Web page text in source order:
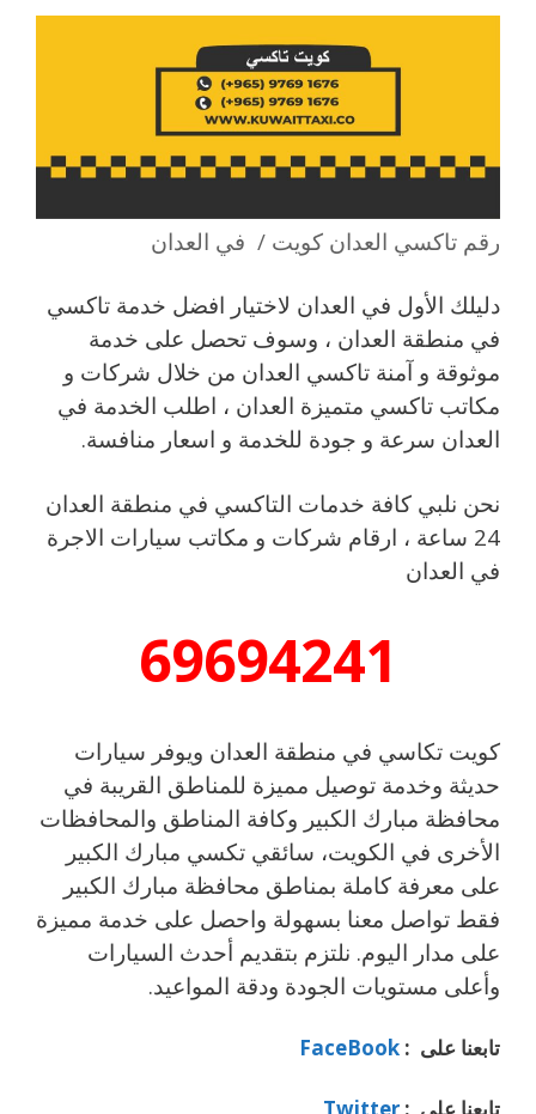
رقم تاكسي العدان كويت / في العدان
دليلك الأول في العدان لاختيار افضل خدمة تاكسي
في منطقة العدان ، وسوف تحصل على خدمة
موثوقة و آمنة تاكسي العدان من خلال شركات و
مكاتب تاكسي متميزة العدان ، اطلب الخدمة في
العدان سرعة و جودة للخدمة و اسعار منافسة.
نحن نلبي كافة خدمات التاكسي في منطقة العدان
24 ساعة ، ارقام شركات و مكاتب سيارات الاجرة
في العدان
69694241
كويت تكاسي في منطقة العدان ويوفر سيارات
حديثة وخدمة توصيل مميزة للمناطق القريبة في
محافظة مبارك الكبير وكافة المناطق والمحافظات
الأخرى في الكويت، سائقي تكسي مبارك الكبير
على معرفة كاملة بمناطق محافظة مبارك الكبير
فقط تواصل معنا بسهولة واحصل على خدمة مميزة
على مدار اليوم. نلتزم بتقديم أحدث السيارات
وأعلى مستويات الجودة ودقة المواعيد.
تابعنا على : FaceBook
تابعنا على : Twitter